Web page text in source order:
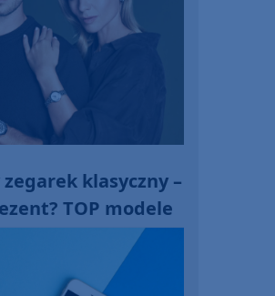
klasyczny –
TOP modele